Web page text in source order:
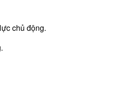
chủ động.